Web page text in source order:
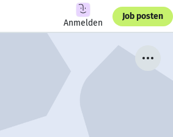
Anmelden
Job posten